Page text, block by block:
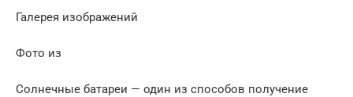
Галерея изображений
Фото из
Солнечные батареи — один из способов получение